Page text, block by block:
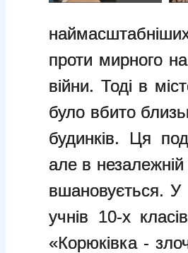
проти мирного
війни. Тоді в
було вбито
будинків. Ця
але в незалежній
вшановується. У
учнів 10-х
«Корюківка -